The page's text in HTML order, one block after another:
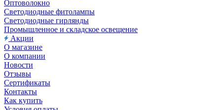
Оптоволокно
Светодиодные фитолампы
Светодиодные гирлянды
Промышленное и складское освещение
Акции
О магазине
О компании
Новости
Отзывы
Сертификаты
Контакты
Как купить